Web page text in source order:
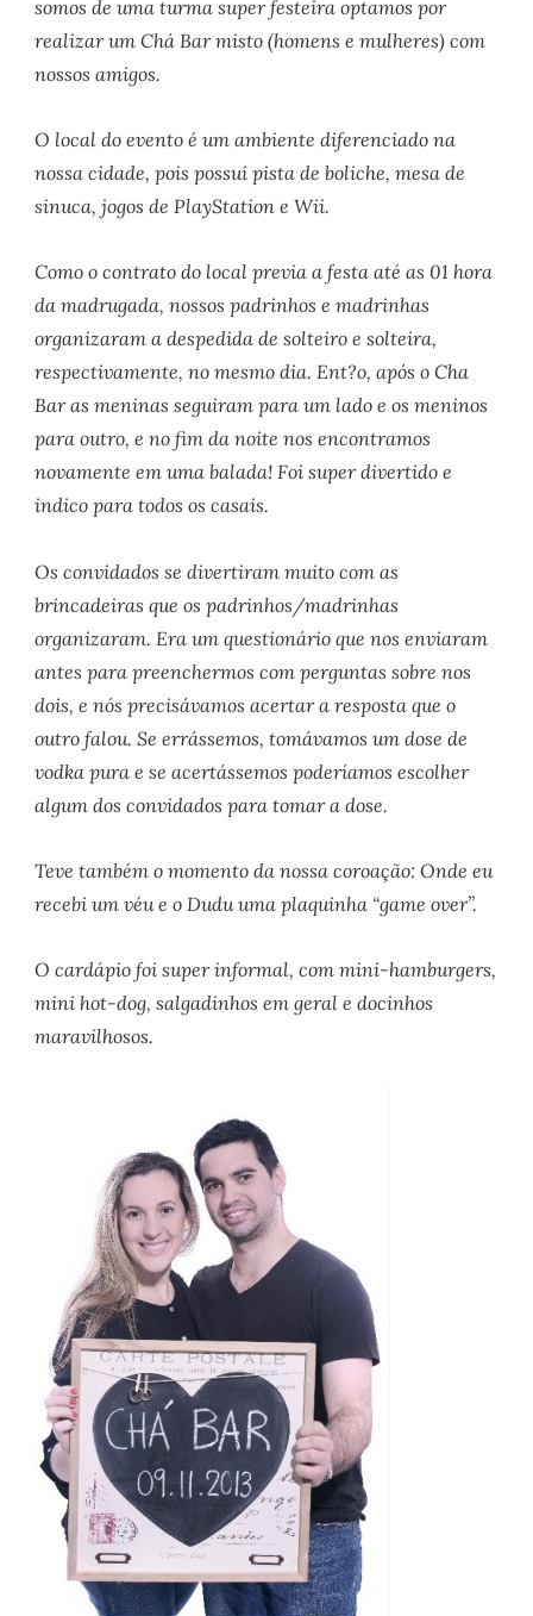
somos de uma turma super festeira optamos por
realizar um Chá Bar misto (homens e mulheres) com
nossos amigos.
O local do evento é um ambiente diferenciado na
nossa cidade, pois possui pista de boliche, mesa de
sinuca, jogos de PlayStation e Wii.
Como o contrato do local previa a festa até as 01 hora
da madrugada, nossos padrinhos e madrinhas
organizaram a despedida de solteiro e solteira,
respectivamente, no mesmo dia. Ent?o, após o Cha
Bar as meninas seguiram para um lado e os meninos
para outro, e no fim da noite nos encontramos
novamente em uma balada! Foi super divertido e
indico para todos os casais.
Os convidados se divertiram muito com as
brincadeiras que os padrinhos/madrinhas
organizaram. Era um questionário que nos enviaram
antes para preenchermos com perguntas sobre nos
dois, e nós precisávamos acertar a resposta que o
outro falou. Se errássemos, tomávamos um dose de
vodka pura e se acertássemos poderíamos escolher
algum dos convidados para tomar a dose.
Teve também o momento da nossa coroação: Onde eu
recebi um véu e o Dudu uma plaquinha “game over”.
O cardápio foi super informal, com mini-hamburgers,
mini hot-dog, salgadinhos em geral e docinhos
maravilhosos.